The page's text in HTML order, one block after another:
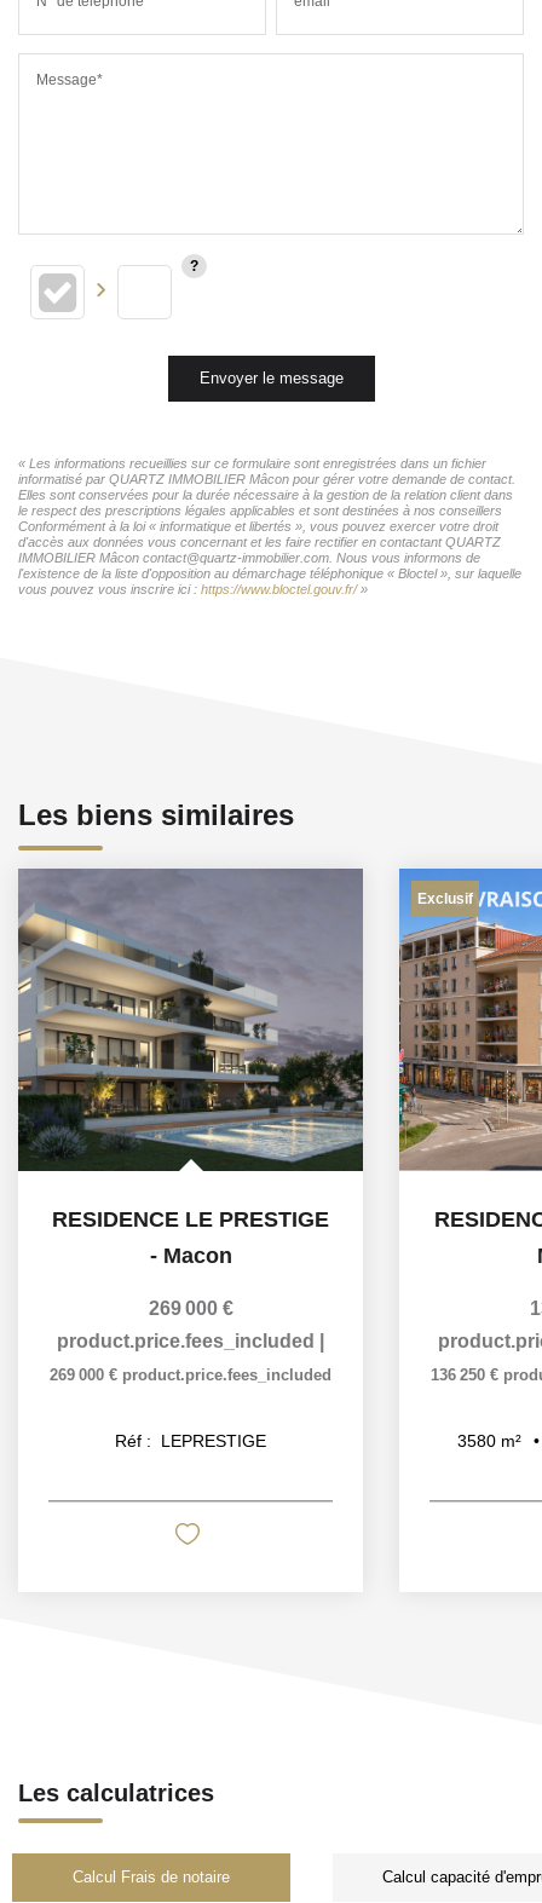
Message*
Envoyer le message
« Les informations recueillies sur ce formulaire sont enregistrées dans un fichier
informatisé par QUARTZ IMMOBILIER Mâcon pour gérer votre demande de contact.
Elles sont conservées pour la durée nécessaire à la gestion de la relation client dans
le respect des prescriptions légales applicables et sont destinées à nos conseillers
Conformément à la loi « informatique et libertés », vous pouvez exercer votre droit
d'accès aux données vous concernant et les faire rectifier en contactant QUARTZ
IMMOBILIER Mâcon contact@quartz-immobilier.com. Nous vous informons de
l'existence de la liste d'opposition au démarchage téléphonique « Bloctel », sur laquelle
vous pouvez vous inscrire ici : https://www.bloctel.gouv.fr/»
Les biens similaires
RESIDENCE LE PRESTIGE
- Macon
269 000 €
product.price.fees_included
269 000 € product.price.fees_included
Réf : LEPRESTIGE
Exclusif
136 250 €
3580 m²
Les calculatrices
Calcul Frais de notaire Calcul capacité